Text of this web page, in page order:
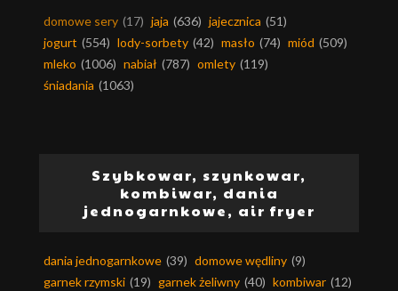
domowe sery (17) jaja (636) jajecznica (51)
jogurt (554) lody-sorbety (42) masło (74) miód (509)
mleko (1006) nabiał (787) omlety (119)
śniadania (1063)
Szybkowar, szynkowar,
kombiwar, dania
jednogarnkowe, air fryer
dania jednogarnkowe (39) domowe wędliny (9)
garnek rzymski (19) garnek żeliwny (40) kombiwar (12)